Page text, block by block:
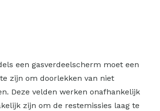
een gasverdeelscherm moet een
zijn om doorlekken van niet
Deze velden werken onafhankelijk
zijn om de restemissies laag te